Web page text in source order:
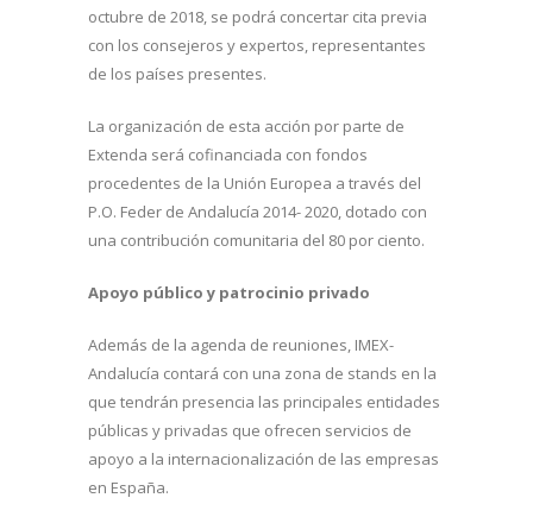
octubre de 2018, se podrá concertar cita previa
con los consejeros y expertos, representantes
de los países presentes.
La organización de esta acción por parte de
Extenda será cofinanciada con fondos
procedentes de la Unión Europea a través del
P.O. Feder de Andalucía 2014- 2020, dotado con
una contribución comunitaria del 80 por ciento.
Apoyo público y patrocinio privado
Además de la agenda de reuniones, IMEX-
Andalucía contará con una zona de stands en la
que tendrán presencia las principales entidades
públicas y privadas que ofrecen servicios de
apoyo a la internacionalización de las empresas
en España.